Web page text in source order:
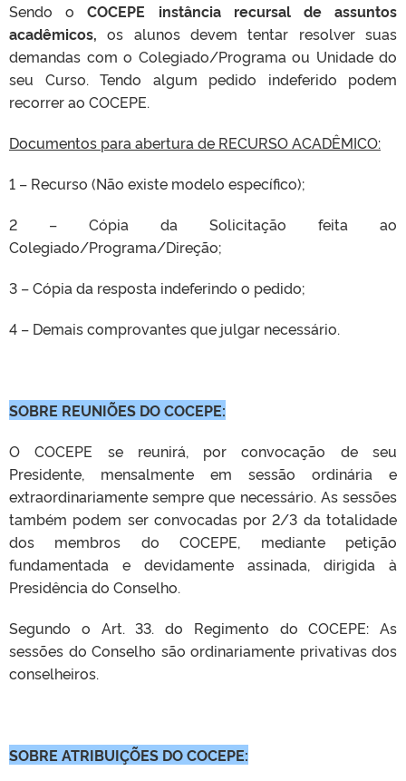
Sendo o COCEPE instância recursal de assuntos
acadêmicos, os alunos devem tentar resolver suas
demandas com o Colegiado/Programa ou Unidade do
seu Curso. Tendo algum pedido indeferido podem
recorrer ao COCEPE.
Documentos para abertura de RECURSO ACADÊMICO:
1 – Recurso (Não existe modelo específico);
2 – Cópia da Solicitação feita ao
Colegiado/Programa/Direção;
3 – Cópia da resposta indeferindo o pedido;
4 – Demais comprovantes que julgar necessário.
SOBRE REUNIÕES DO COCEPE:
O COCEPE se reunirá, por convocação de seu
Presidente, mensalmente em sessão ordinária e
extraordinariamente sempre que necessário. As sessões
também podem ser convocadas por 2/3 da totalidade
dos membros do COCEPE, mediante petição
fundamentada e devidamente assinada, dirigida à
Presidência do Conselho.
Segundo o Art. 33. do Regimento do COCEPE: As
sessões do Conselho são ordinariamente privativas dos
conselheiros.
SOBRE ATRIBUIÇÕES DO COCEPE: